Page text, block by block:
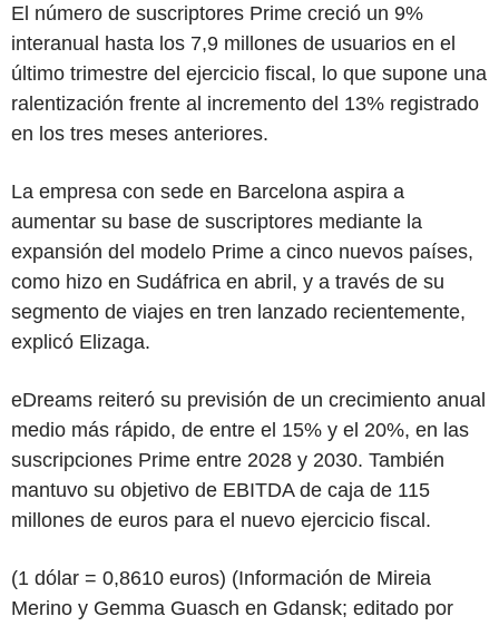
El número de suscriptores Prime creció un 9%
interanual hasta los 7,9 millones de usuarios en el
último trimestre del ejercicio fiscal, lo que supone una
ralentización frente al incremento del 13% registrado
en los tres meses anteriores.
La empresa con sede en Barcelona aspira a
aumentar su base de suscriptores mediante la
expansión del modelo Prime a cinco nuevos países,
como hizo en Sudáfrica en abril, y a través de su
segmento de viajes en tren lanzado recientemente,
explicó Elizaga.
eDreams reiteró su previsión de un crecimiento anual
medio más rápido, de entre el 15% y el 20%, en las
suscripciones Prime entre 2028 y 2030. También
mantuvo su objetivo de EBITDA de caja de 115
millones de euros para el nuevo ejercicio fiscal.
(1 dólar = 0,8610 euros) (Información de Mireia
Merino y Gemma Guasch en Gdansk; editado por